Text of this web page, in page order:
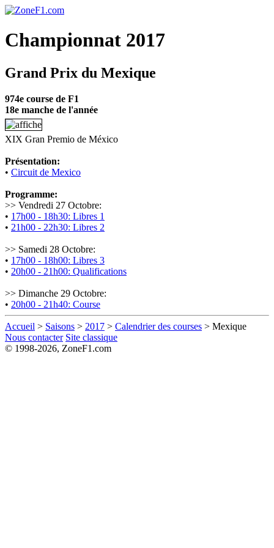
Championnat 2017
Grand Prix du Mexique
974e course de F1
18e manche de l'année
XIX Gran Premio de México
Présentation:
• Circuit de Mexico
Programme:
>> Vendredi 27 Octobre:
• 17h00 - 18h30: Libres 1
• 21h00 - 22h30: Libres 2
>> Samedi 28 Octobre:
• 17h00 - 18h00: Libres 3
• 20h00 - 21h00: Qualifications
>> Dimanche 29 Octobre:
• 20h00 - 21h40: Course
Accueil > Saisons > 2017 > Calendrier des courses > Mexique
Nous contacter Site classique
© 1998-2026, ZoneF1.com